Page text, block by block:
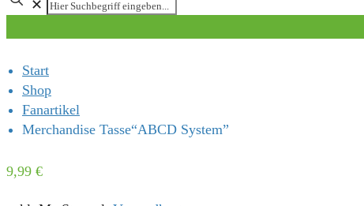
✕
Start
Shop
Fanartikel
Merchandise Tasse“ABCD System”
9,99 €